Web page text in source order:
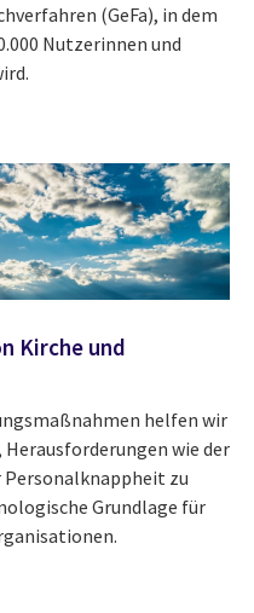
(GeFa), in dem
Nutzerinnen und
Kirche und
helfen wir
wie der
zu
Grundlage für